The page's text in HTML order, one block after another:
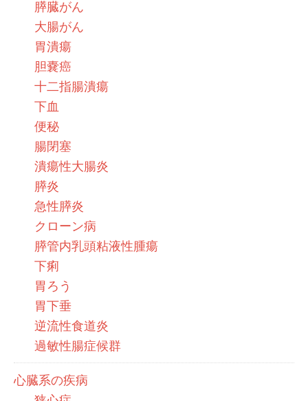
膵臓がん
大腸がん
胃潰瘍
胆嚢癌
十二指腸潰瘍
下血
便秘
腸閉塞
潰瘍性大腸炎
膵炎
急性膵炎
クローン病
膵管内乳頭粘液性腫瘍
下痢
胃ろう
胃下垂
逆流性食道炎
過敏性腸症候群
心臓系の疾病